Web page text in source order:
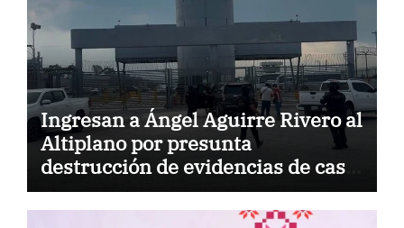
Ingresan a Ángel Aguirre Rivero al
Altiplano por presunta
destrucción de evidencias de caso
Ayotzinapa